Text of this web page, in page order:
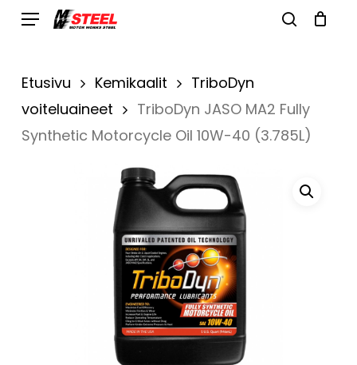
Skip
content
Menu
Etusivu Kemikaalit
TriboDyn
voiteluaineet
TriboDyn JASO MA2 Fully
Synthetic Motorcycle Oil 10W-40 (3.785L)